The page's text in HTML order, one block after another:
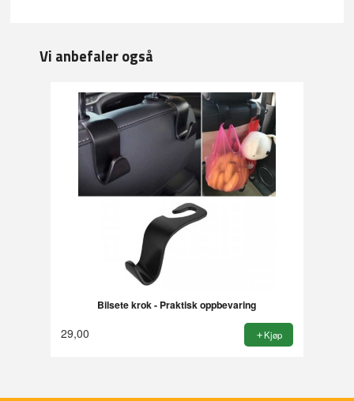
Vi anbefaler også
Bilsete krok - Praktisk oppbevaring
29,00 Kjøp